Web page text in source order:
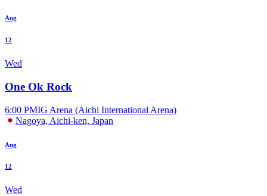
Aug
12
Wed
One Ok Rock
6:00 PMIG Arena (Aichi International Arena)
Nagoya, Aichi-ken, Japan
Aug
12
Wed